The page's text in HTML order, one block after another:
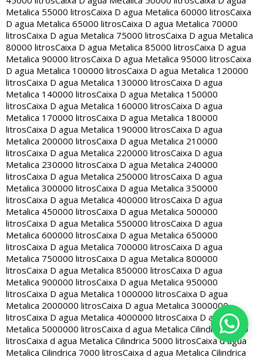
Metalica 55000 litrosCaixa D agua Metalica 60000 litrosCaixa
D agua Metalica 65000 litrosCaixa D agua Metalica 70000
litrosCaixa D agua Metalica 75000 litrosCaixa D agua Metalica
80000 litrosCaixa D agua Metalica 85000 litrosCaixa D agua
Metalica 90000 litrosCaixa D agua Metalica 95000 litrosCaixa
D agua Metalica 100000 litrosCaixa D agua Metalica 120000
litrosCaixa D agua Metalica 130000 litrosCaixa D agua
Metalica 140000 litrosCaixa D agua Metalica 150000
litrosCaixa D agua Metalica 160000 litrosCaixa D agua
Metalica 170000 litrosCaixa D agua Metalica 180000
litrosCaixa D agua Metalica 190000 litrosCaixa D agua
Metalica 200000 litrosCaixa D agua Metalica 210000
litrosCaixa D agua Metalica 220000 litrosCaixa D agua
Metalica 230000 litrosCaixa D agua Metalica 240000
litrosCaixa D agua Metalica 250000 litrosCaixa D agua
Metalica 300000 litrosCaixa D agua Metalica 350000
litrosCaixa D agua Metalica 400000 litrosCaixa D agua
Metalica 450000 litrosCaixa D agua Metalica 500000
litrosCaixa D agua Metalica 550000 litrosCaixa D agua
Metalica 600000 litrosCaixa D agua Metalica 650000
litrosCaixa D agua Metalica 700000 litrosCaixa D agua
Metalica 750000 litrosCaixa D agua Metalica 800000
litrosCaixa D agua Metalica 850000 litrosCaixa D agua
Metalica 900000 litrosCaixa D agua Metalica 950000
litrosCaixa D agua Metalica 1000000 litrosCaixa D agua
Metalica 2000000 litrosCaixa D agua Metalica 3000000
litrosCaixa D agua Metalica 4000000 litrosCaixa D agua
Metalica 5000000 litrosCaixa d agua Metalica Cilindrica 2000
litrosCaixa d agua Metalica Cilindrica 5000 litrosCaixa d agua
Metalica Cilindrica 7000 litrosCaixa d agua Metalica Cilindrica